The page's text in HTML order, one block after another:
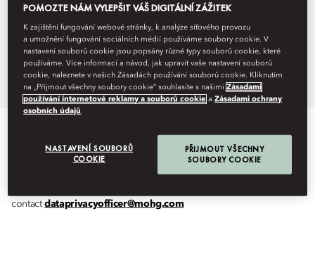
DATA SHARING WITHIN
THE PRC
In due course, we shall publish a list of recipients and details on
what, how and why they process personal information but, if you
contactdataprivacyofficer@mohg.com
POMOZTE NÁM VYLEPŠIT VÁŠ DIGITÁLNÍ ZÁŽITEK
K zajištění fungování webové stránky, k analýze síťového provozu
a umožnění fungování sociálních médií používáme soubory cookie. V
nastavení souborů cookie jsou popsány různé typy souborů cookie, které
používáme. Více informací a návod, jak upravit vaše nastavení souborů
cookie, naleznete v našich Zásadách používání souborů cookie. Kliknutím
na „Přijmout všechny soubory cookie“ souhlasíte s našimiZásadami
používání internetové reklamy a souborů cookie aZásadami ochrany
osobních údajů.
NASTAVENÍ SOUBORŮ
COOKIE
PŘIJMOUT VŠECHNY
SOUBORY COOKIE